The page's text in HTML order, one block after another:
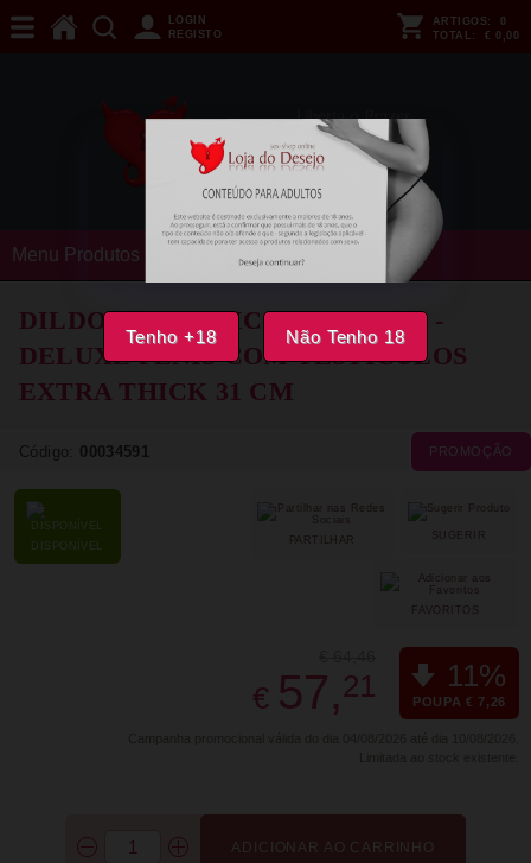
Tenho +18 Não Tenho 18
LOGIN
REGISTO
ARTIGOS:
0
TOTAL: € 0,00
Menu Produtos
DILDO REALISTICO GET REAL -
DELUXE PENIS COM TESTÍCULOS
EXTRA THICK 31 CM
Código: 00034591 PROMOÇÃO
DISPONÍVEL
SUGERIR
FAVORITOS
€ 57, 21 11%
POUPA € 7,26
ADICIONAR AO CARRINHO